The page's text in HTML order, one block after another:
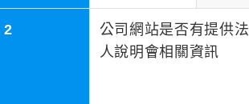
2
公司網站是否有提供法
人說明會相關資訊